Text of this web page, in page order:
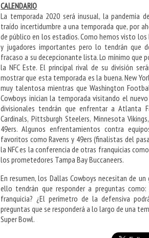
CALENDARIO
La temporada 2020 será inusual, la pandemia
traído incertidumbre a una temporada que, por
de público en los estadios. Como hemos visto
y jugadores importantes pero lo tendrán que
fracaso a su decepcionante lista. Lo mínimo que
la NFC Este. El principal rival de su división
mostrar que esta temporada es la buena. New
muy talentosa mientras que Washington
Cowboys inician la temporada visitando el
divisionales tendrán que enfrentar a Atlanta
Cardinals, Pittsburgh Steelers, Minnesota
49ers. Algunos enfrentamientos contra
favoritos como Ravens y 49ers (finalistas del
la NFC es la conferencia de otras franquicias
los prometedores Tampa Bay Buccaneers.
En resumen, los Dallas Cowboys necesitan de
ello tendrán que responder a preguntas
franquicia? ¿El perímetro de la defensiva
preguntas que se responderá a lo largo de una
Super Bowl.